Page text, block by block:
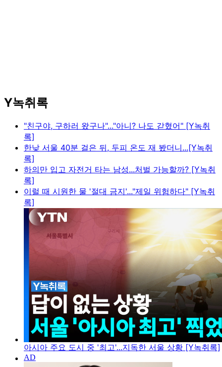
Y녹취록
"친구야, 구하러 왔구나"..."아니? 나도 갇혔어" [Y녹취
록]
한낮 서울 40분 걸은 뒤, 두피 온도 재 봤더니...[Y녹취
록]
하의만 입고 자전거 타는 남성...처벌 가능할까? [Y녹취
록]
이럴 때 시원한 물 '절대 금지'..."제일 위험하다" [Y녹취
록]
아시아 주요 도시 중 '최고'...지독한 서울 상황 [Y녹취록]